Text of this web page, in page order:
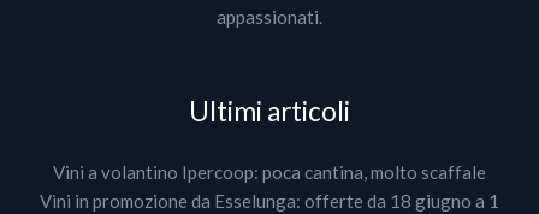
appassionati.
Ultimi articoli
Vini a volantino Ipercoop: poca cantina, molto scaffale
Vini in promozione da Esselunga: offerte da 18 giugno a 1